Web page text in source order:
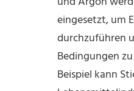
eingesetzt, um
durchzuführen
Bedingungen
Beispiel kann